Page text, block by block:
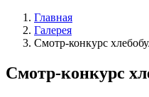
Главная
Галерея
Смотр-конкурс
Смотр-конкурс